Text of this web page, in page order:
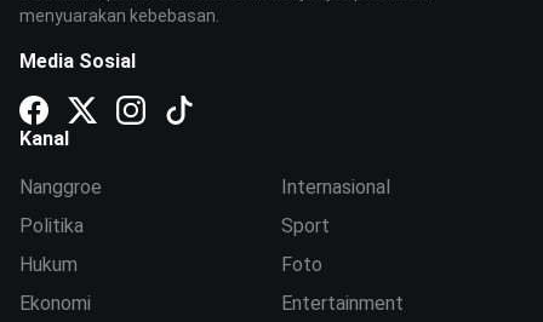
menyuarakan kebebasan.
Media Sosial
Kanal
Nanggroe
Politika
Hukum
Ekonomi
Internasional
Sport
Foto
Entertainment